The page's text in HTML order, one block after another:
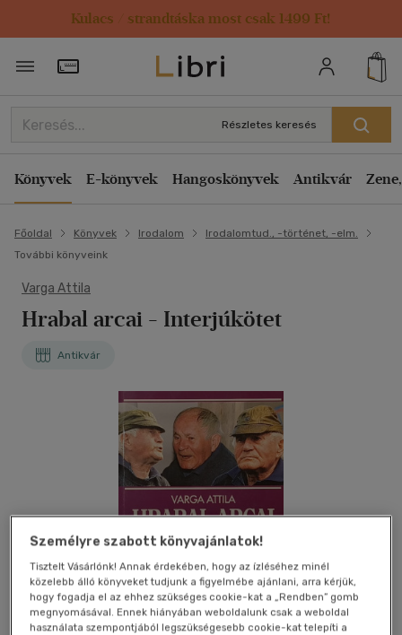
Kulacs / strandtáska most csak 1499 Ft!
Törzsvásárlói Kártya adatai
Részletes keresés
Könyvek E-könyvek Hangoskönyvek Antikvár
Főoldal Könyvek Irodalom
Irodalomtud., -történet, -elm.
További könyveink
Varga Attila
Hrabal arcai - Interjúkötet
Antikvár
Személyre szabott könyvajánlatok!
Tisztelt Vásárlónk! Annak érdekében, hogy az ízléséhez minél
közelebb álló könyveket tudjunk a figyelmébe ajánlani, arra kérjük,
hogy fogadja el az ehhez szükséges cookie-kat a „Rendben” gomb
megnyomásával. Ennek hiányában weboldalunk csak a weboldal
használata szempontjából legszükségesebb cookie-kat telepíti a